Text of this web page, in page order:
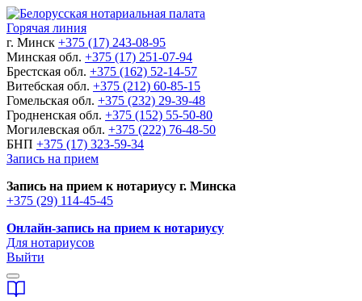
Горячая линия
г. Минск +375 (17) 243-08-95
Минская обл. +375 (17) 251-07-94
Брестская обл. +375 (162) 52-14-57
Витебская обл. +375 (212) 60-85-15
Гомельская обл. +375 (232) 29-39-48
Гродненская обл. +375 (152) 55-50-80
Могилевская обл. +375 (222) 76-48-50
БНП +375 (17) 323-59-34
Запись на прием
Запись на прием к нотариусу г. Минска
+375 (29) 114-45-45
Онлайн-запись на прием к нотариусу
Для нотариусов
Выйти